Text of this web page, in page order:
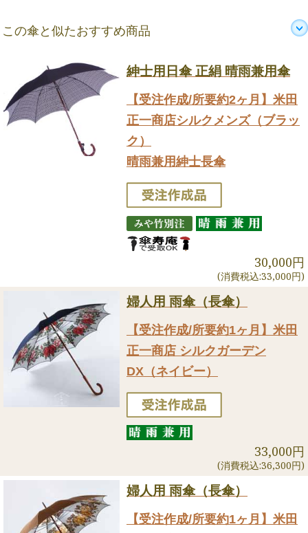
この傘と似たおすすめ商品
紳士用日傘 正絹 晴雨兼用傘
【受注作成/所要約2ヶ月】米田
正一商店シルクメンズ（ブラッ
ク）
晴雨兼用紳士長傘
30,000円
(消費税込:33,000円)
婦人用 雨傘（長傘）
【受注作成/所要約1ヶ月】米田
正一商店 シルクガーデン
DX（ネイビー）
33,000円
(消費税込:36,300円)
婦人用 雨傘（長傘）
【受注作成/所要約1ヶ月】米田